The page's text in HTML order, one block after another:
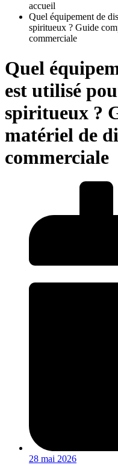
accueil
Quel équipement de
spiritueux ? Guide
commerciale
Quel
est utilisé
spiritueux ?
matériel de
commerciale
28 mai 2026